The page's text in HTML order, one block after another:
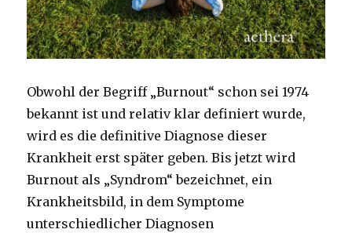
Obwohl der Begriff „Burnout“ schon sei 1974
bekannt ist und relativ klar definiert wurde,
wird es die definitive Diagnose dieser
Krankheit erst später geben. Bis jetzt wird
Burnout als „Syndrom“ bezeichnet, ein
Krankheitsbild, in dem Symptome
unterschiedlicher Diagnosen